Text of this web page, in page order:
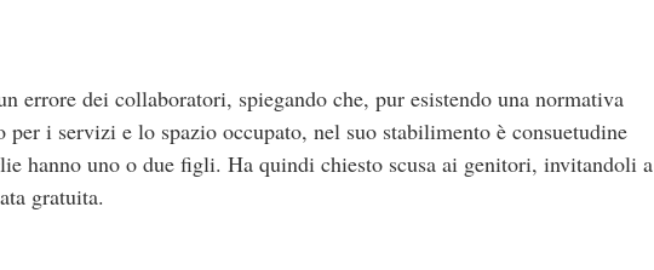
errore dei collaboratori, spiegando che, pur esistendo una normativa
i servizi e lo spazio occupato, nel suo stabilimento è consuetudine
hanno uno o due figli. Ha quindi chiesto scusa ai genitori, invitandoli a
gratuita.